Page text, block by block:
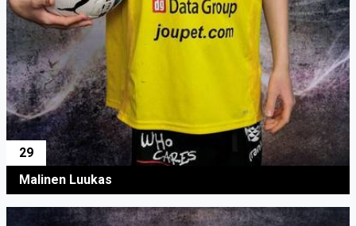
29
Malinen Luukas